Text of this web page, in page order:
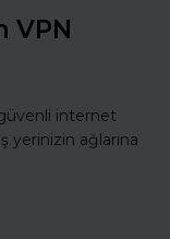
VPN
güvenli internet
yerinizin ağlarına